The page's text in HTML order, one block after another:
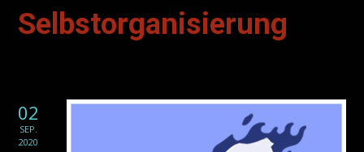
Selbstorganisierung
02
SEP.
2020